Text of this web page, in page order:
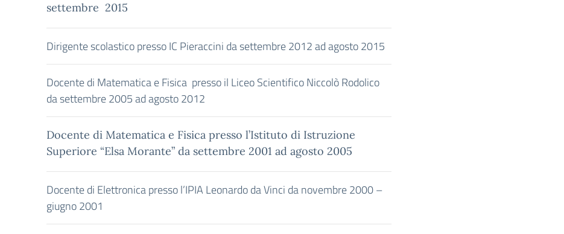
settembre 2015
Dirigente scolastico pressoIC Pieraccini da settembre2012 ad agosto 2015
Docente di Matematica e Fisica presso il Liceo Scientifico Niccolò Rodolico
da settembre 2005 ad agosto 2012
Docente di Matematica e Fisica presso l’Istituto di Istruzione
Superiore “Elsa Morante” da settembre 2001 ad agosto 2005
Docente di Elettronica presso l’IPIA Leonardo da Vinci danovembre 2000 –
giugno 2001